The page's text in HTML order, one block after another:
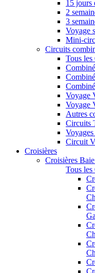
15 jours
2
3
Voyage
Mini-
Circuits
Tous les
Voyage
Voyage
Autres
Circuits
Circuit
Croisières
Croisières
Tous